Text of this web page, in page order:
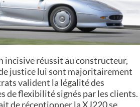
incisive réussit au constructeur,
justice lui sont majoritairement
valident la légalité des
de flexibilité signés par les clients.
de réceptionner la XJ220 se